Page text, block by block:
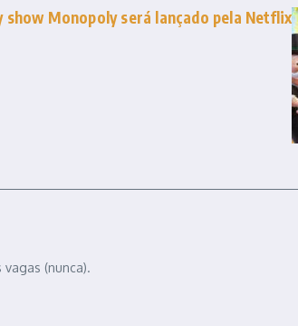
show Monopoly será lançado pela Netflix
(nunca).